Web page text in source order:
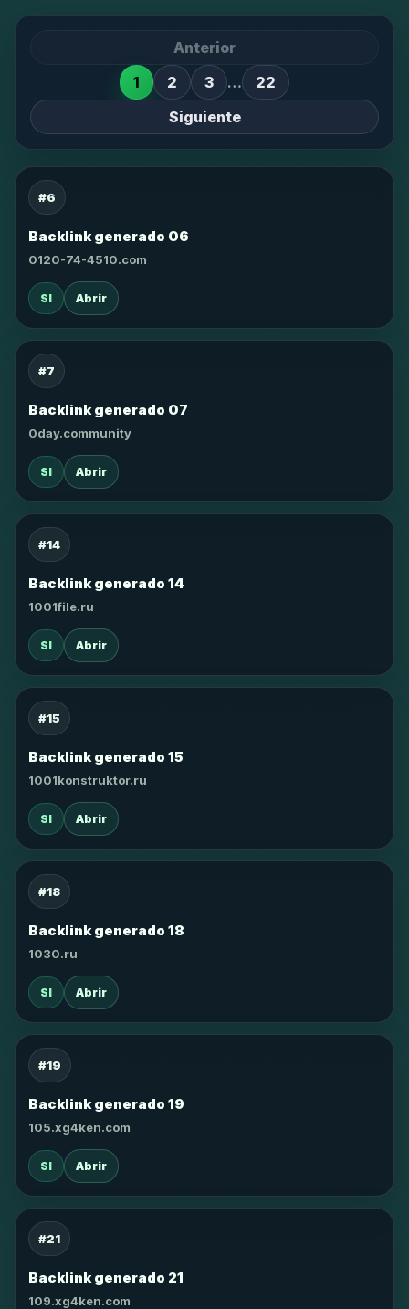
Anterior
1
2 3 …
22
Siguiente
#6
Backlink generado 06
0120-74-4510.com
SI Abrir
#7
Backlink generado 07
0day.community
SI Abrir
#14
Backlink generado 14
1001file.ru
SI Abrir
#15
Backlink generado 15
1001konstruktor.ru
SI Abrir
#18
Backlink generado 18
1030.ru
SI Abrir
#19
Backlink generado 19
105.xg4ken.com
SI Abrir
#21
Backlink generado 21
109.xg4ken.com